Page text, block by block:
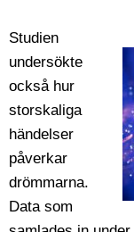
Studien
undersökte
också hur
storskaliga
händelser
påverkar
drömmarna.
Data som